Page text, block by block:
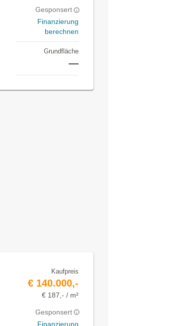
Gesponsert
Finanzierung
berechnen
Grundfläche
—
Kaufpreis
€ 140.000,-
€ 187,- / m²
Gesponsert
Finanzierung